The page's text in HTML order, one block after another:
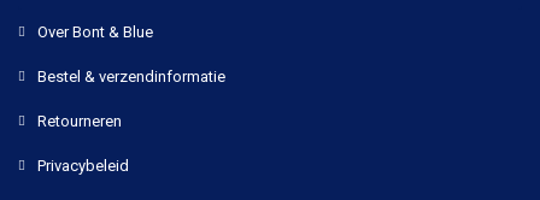
Over Bont & Blue
Bestel & verzendinformatie
Retourneren
Privacybeleid